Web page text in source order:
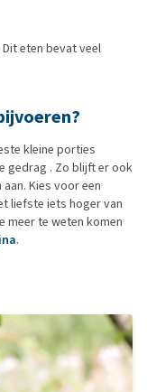
eten bevat veel
kleine porties
gedrag . Zo blijft er ook
Kies voor een
liefste iets hoger van
meer te weten komen
.